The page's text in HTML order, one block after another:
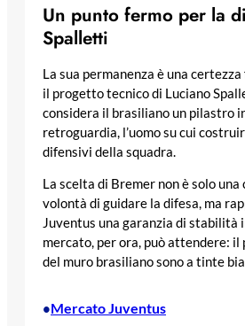
Un punto fermo per la
Spalletti
La sua permanenza è una
il progetto tecnico di Luciano
considera il brasiliano un pilastro
retroguardia, l’uomo su cui
difensivi della squadra.
La scelta di Bremer non è solo
volontà di guidare la difesa, ma
Juventus una garanzia di stabilità
mercato, per ora, può attendere:
del muro brasiliano sono a tinte
•Mercato Juventus